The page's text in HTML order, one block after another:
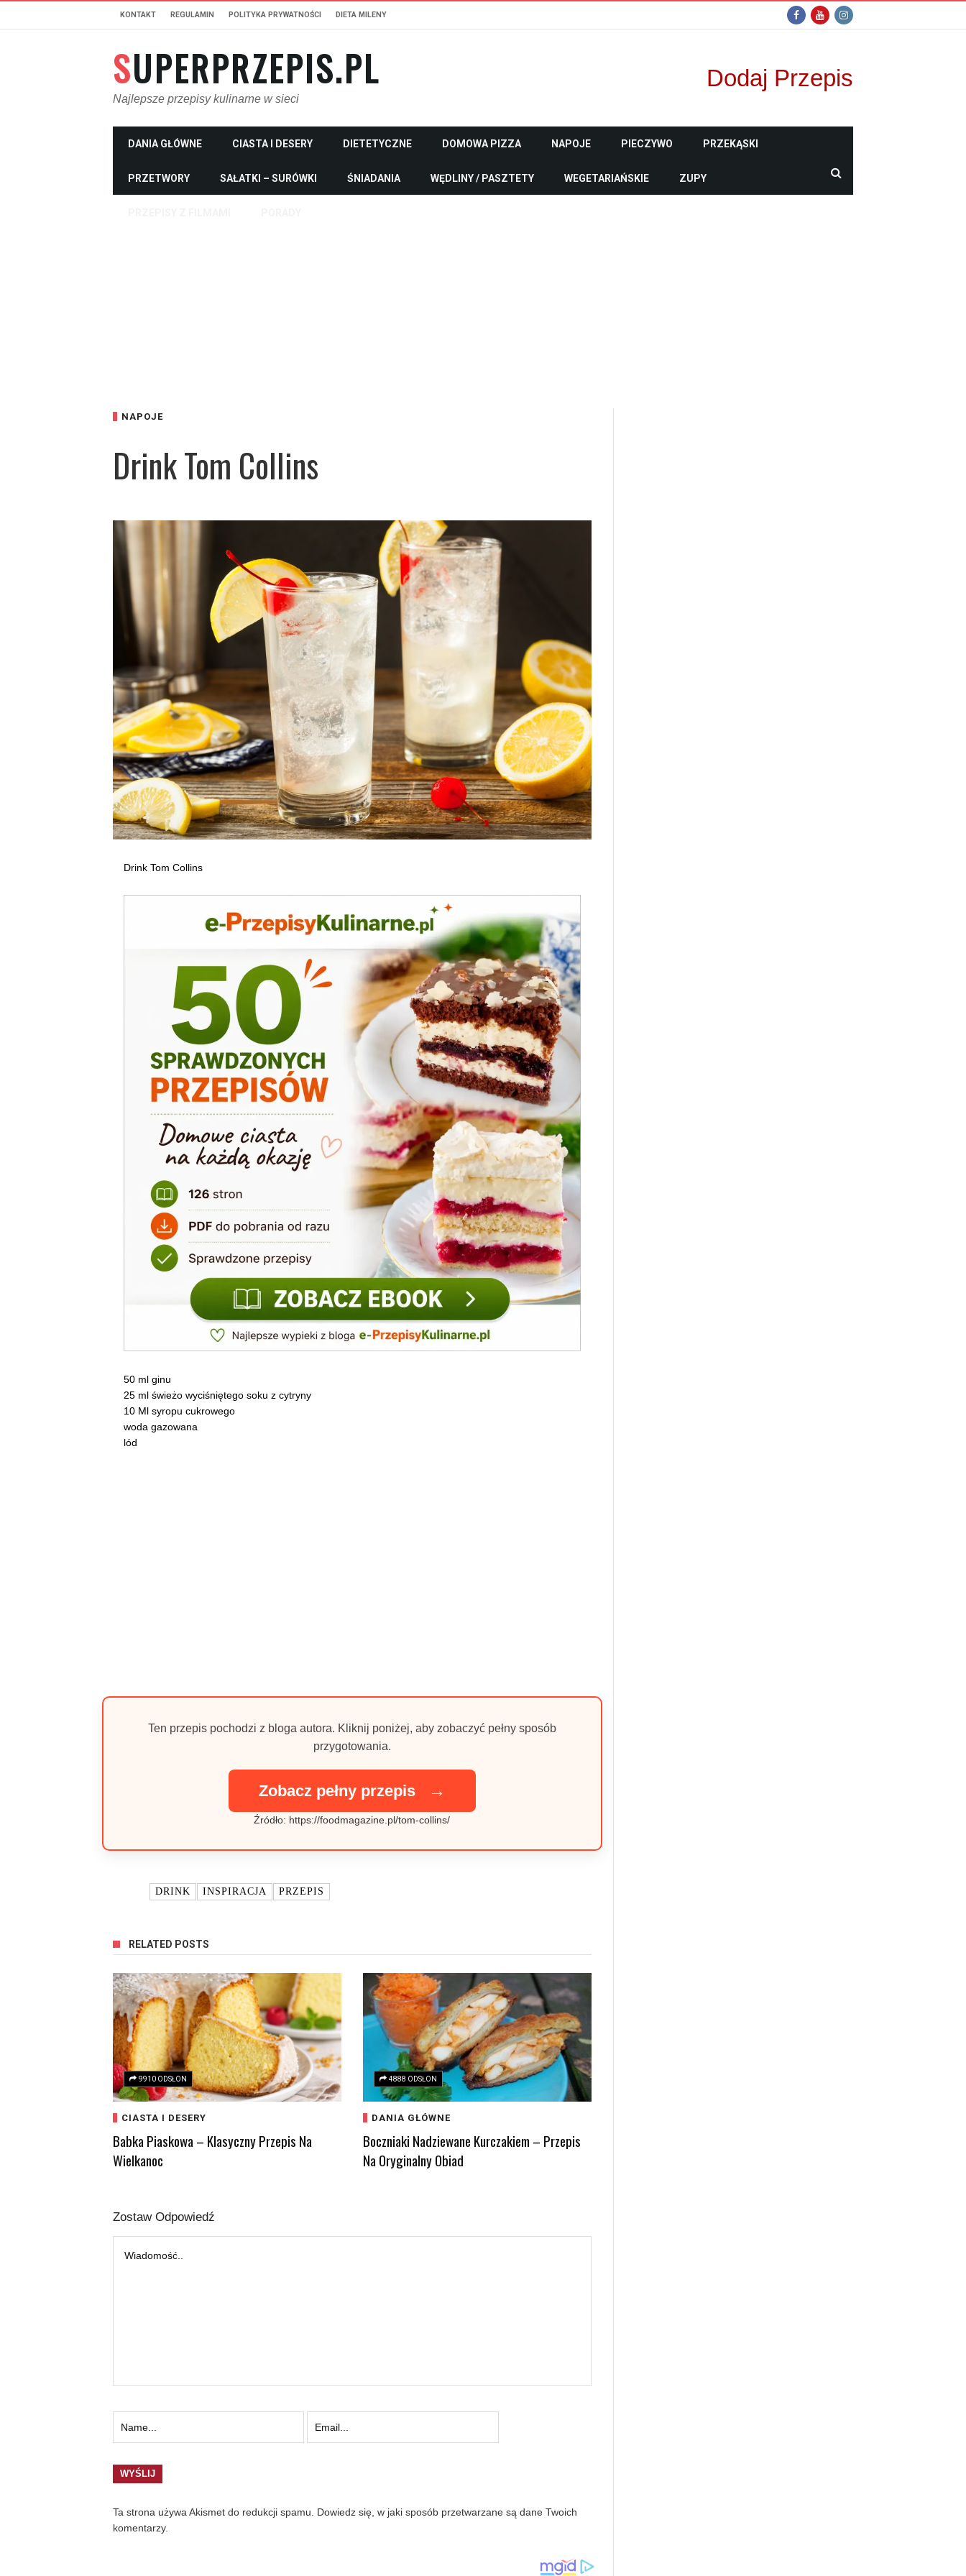
KONTAKT REGULAMIN POLITYKA PRYWATNOŚCI DIETA MILENY
SUPERPRZEPIS.PL
Najlepsze przepisy kulinarne w sieci
Dodaj Przepis
DANIA GŁÓWNE CIASTA I DESERY DIETETYCZNE DOMOWA PIZZA NAPOJE PIECZYWO PRZEKĄSKI
PRZETWORY SAŁATKI – SURÓWKI ŚNIADANIA WĘDLINY / PASZTETY WEGETARIAŃSKIE ZUPY
NAPOJE
Drink Tom Collins
Drink Tom Collins
50 ml ginu
25 ml świeżo wyciśniętego soku z cytryny
10 Ml syropu cukrowego
woda gazowana
lód
Ten przepis pochodzi z bloga autora. Kliknij poniżej, aby zobaczyć pełny sposób
przygotowania.
Zobacz pełny przepis →
Źródło: https://foodmagazine.pl/tom-collins/
DRINK INSPIRACJA PRZEPIS
RELATED POSTS
9910 ODSŁON
CIASTA I DESERY
Babka Piaskowa – Klasyczny Przepis Na
Wielkanoc
4888 ODSŁON
DANIA GŁÓWNE
Boczniaki Nadziewane Kurczakiem – Przepis
Na Oryginalny Obiad
Zostaw Odpowiedź
Ta strona używa Akismet do redukcji spamu. Dowiedz się, w jaki sposób przetwarzane są dane Twoich
komentarzy.